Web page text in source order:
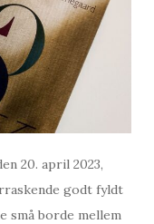
20. april 2023,
godt fyldt
små borde mellem